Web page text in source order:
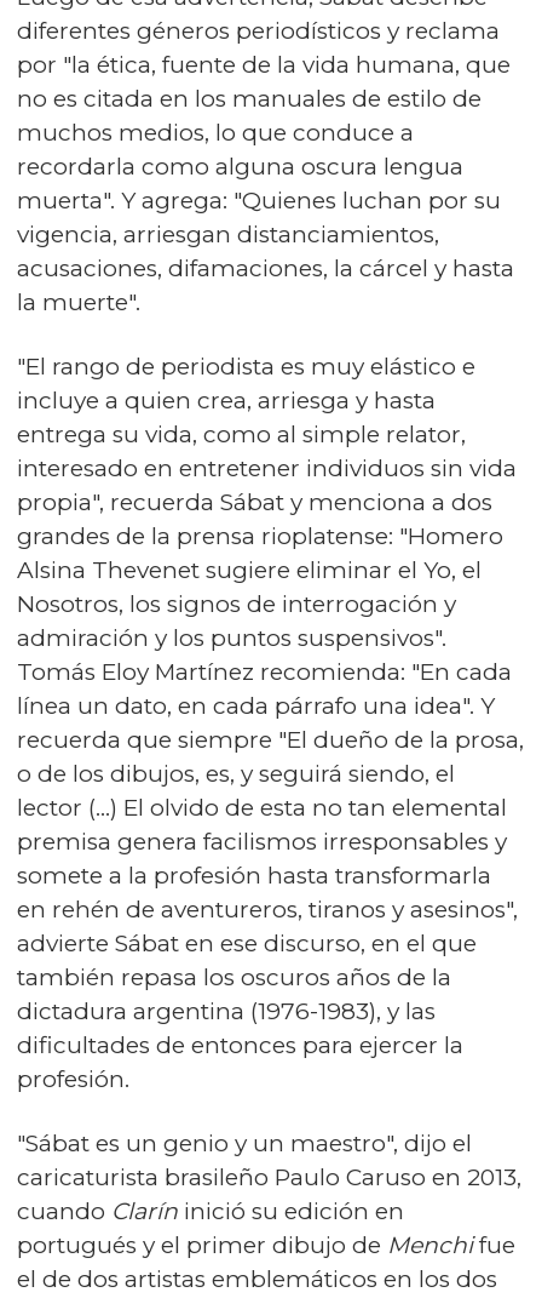
diferentes géneros periodísticos y reclama
por "la ética, fuente de la vida humana, que
no es citada en los manuales de estilo de
muchos medios, lo que conduce a
recordarla como alguna oscura lengua
muerta". Y agrega: "Quienes luchan por su
vigencia, arriesgan distanciamientos,
acusaciones, difamaciones, la cárcel y hasta
la muerte".
"El rango de periodista es muy elástico e
incluye a quien crea, arriesga y hasta
entrega su vida, como al simple relator,
interesado en entretener individuos sin vida
propia", recuerda Sábat y menciona a dos
grandes de la prensa rioplatense: "Homero
Alsina Thevenet sugiere eliminar el Yo, el
Nosotros, los signos de interrogación y
admiración y los puntos suspensivos".
Tomás Eloy Martínez recomienda: "En cada
línea un dato, en cada párrafo una idea". Y
recuerda que siempre "El dueño de la prosa,
o de los dibujos, es, y seguirá siendo, el
lector (…) El olvido de esta no tan elemental
premisa genera facilismos irresponsables y
somete a la profesión hasta transformarla
en rehén de aventureros, tiranos y asesinos",
advierte Sábat en ese discurso, en el que
también repasa los oscuros años de la
dictadura argentina (1976-1983), y las
dificultades de entonces para ejercer la
profesión.
"Sábat es un genio y un maestro", dijo el
caricaturista brasileño Paulo Caruso en 2013,
cuando Clarín inició su edición en
portugués y el primer dibujo de Menchifue
el de dos artistas emblemáticos en los dos